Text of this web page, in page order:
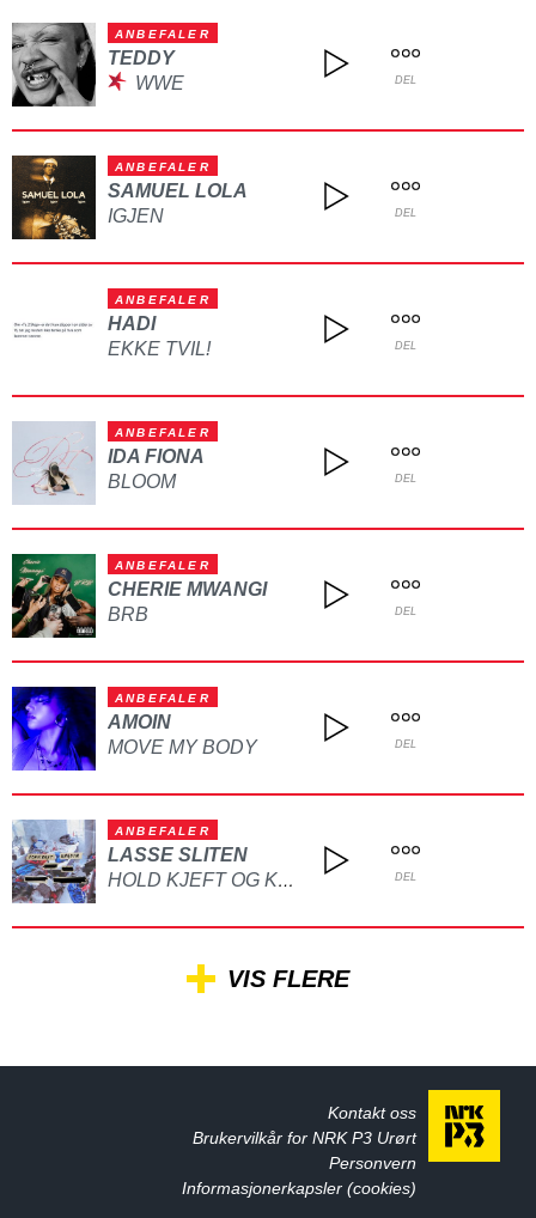
ANBEFALER
TEDDY
WWE
DEL
ANBEFALER
SAMUEL LOLA
IGJEN
DEL
ANBEFALER
HADI
EKKE TVIL!
DEL
ANBEFALER
IDA FIONA
BLOOM
DEL
ANBEFALER
CHERIE MWANGI
BRB
DEL
ANBEFALER
AMOIN
MOVE MY BODY
DEL
ANBEFALER
LASSE SLITEN
HOLD KJEFT OG KYSS MEG DEL
VIS FLERE
Kontakt oss
Brukervilkår for NRK P3 Urørt
Personvern
Informasjonerkapsler (cookies)